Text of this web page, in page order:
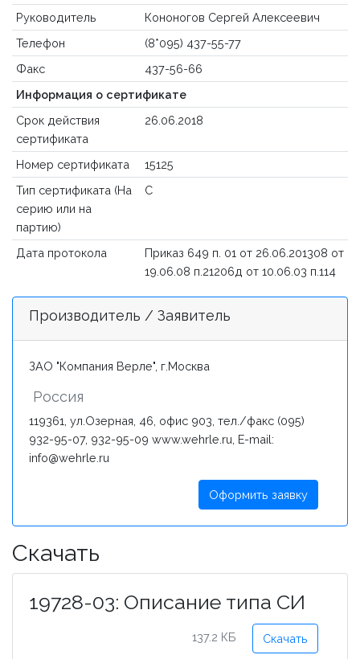
Руководитель
Кононогов Сергей Алексеевич
Телефон
(8*095) 437-55-77
Факс
437-56-66
Информация о сертификате
Срок действия
сертификата
26.06.2018
Номер сертификата
15125
Тип сертификата (На
серию или на
партию)
С
Дата протокола
Приказ 649 п. 01 от 26.06.201308 от
19.06.08 п.21206д от 10.06.03 п.114
Производитель / Заявитель
ЗАО "Компания Верле", г.Москва
Россия
119361, ул.Озерная, 46, офис 903, тел./факс (095)
932-95-07, 932-95-09 www.wehrle.ru, E-mail:
info@wehrle.ru
Оформить заявку
Скачать
19728-03: Описание типа СИ
137.2 КБ Скачать